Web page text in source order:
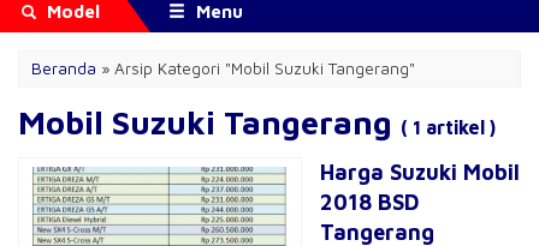
Model Menu
Beranda » Arsip Kategori "Mobil Suzuki Tangerang"
Mobil Suzuki Tangerang ( 1 artikel )
Harga Suzuki Mobil
2018 BSD
Tangerang